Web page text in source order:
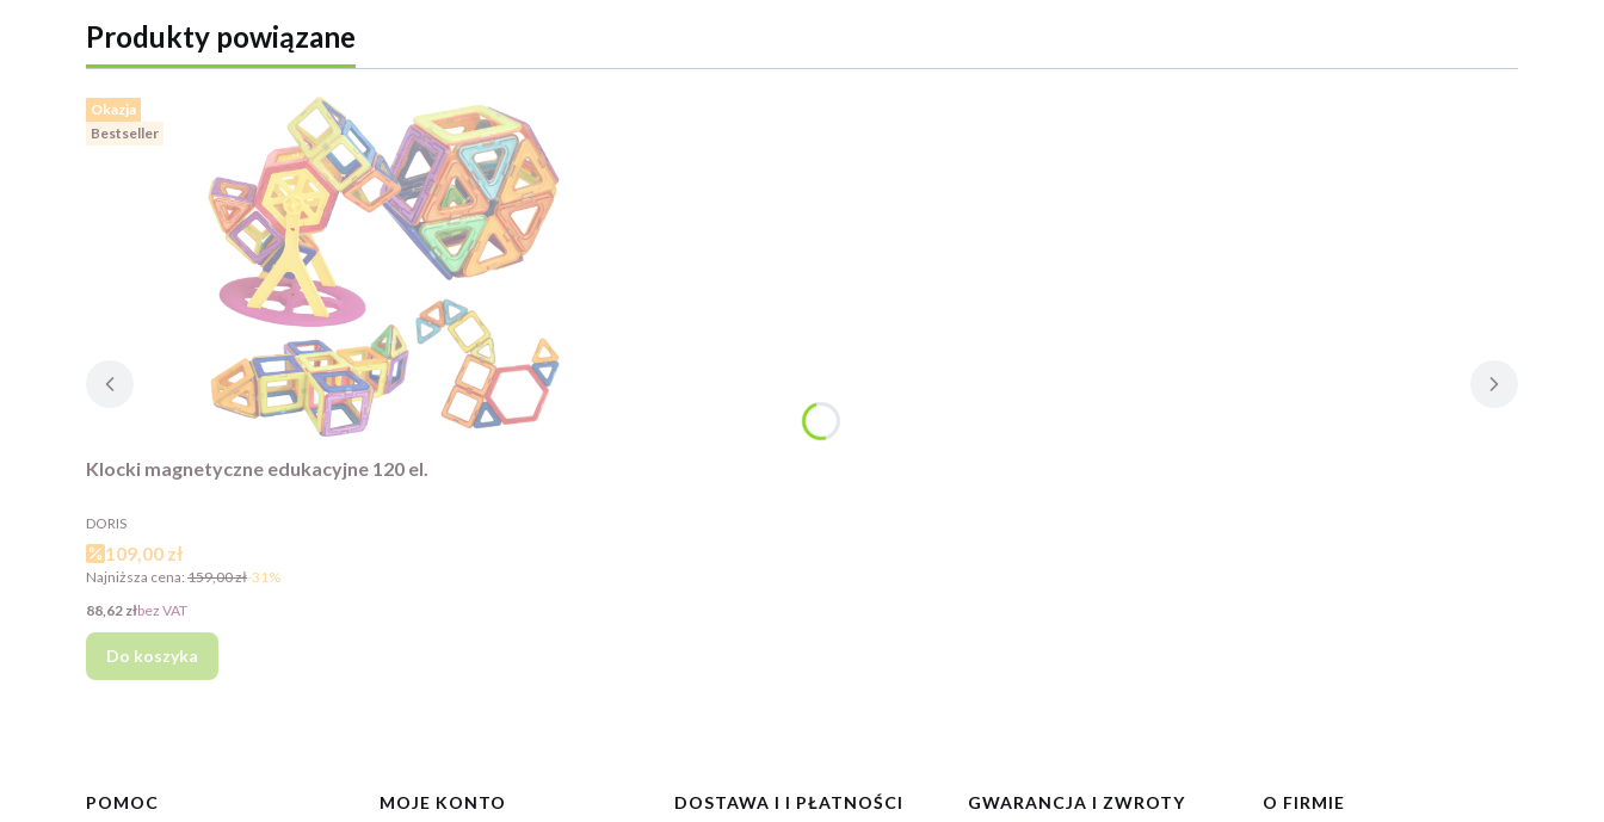
Produkty powiązane
Okazja
Bestseller
Klocki magnetyczne edukacyjne 120 el.
PRODUCENT
DORIS
Cena promocyjna
109,00 zł
Najniższa cena: 159,00 zł-31%
Cena
88,62 złbez VAT
Do koszyka
Linki w stopce
POMOC MOJE KONTO DOSTAWA I I PŁATNOŚCI GWARANCJA I ZWROTY O FIRMIE